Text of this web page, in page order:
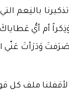
بالنِعم
أم أيُّ
صَرَفتَ وَدَرَأتَ
ملف كل